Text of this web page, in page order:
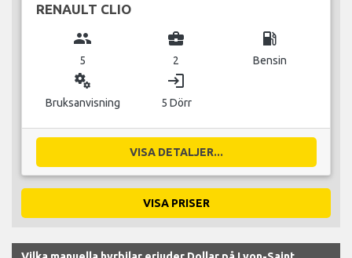
RENAULT CLIO
group
5
business_center
2
local_gas_station
Bensin
miscellaneous_services
Bruksanvisning
login
5 Dörr
VISA DETALJER...
VISA PRISER